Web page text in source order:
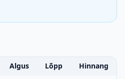
Algus Lõpp
Hinnang